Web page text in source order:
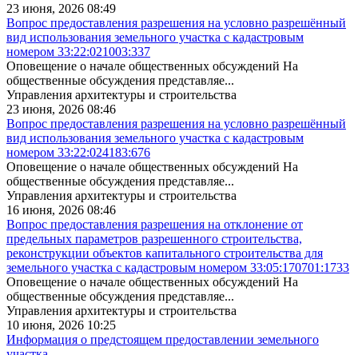
23 июня, 2026 08:49
Вопрос предоставления разрешения на условно разрешённый
вид использования земельного участка с кадастровым
номером 33:22:021003:337
Оповещение о начале общественных обсуждений На
общественные обсуждения представляе...
Управления архитектуры и строительства
23 июня, 2026 08:46
Вопрос предоставления разрешения на условно разрешённый
вид использования земельного участка с кадастровым
номером 33:22:024183:676
Оповещение о начале общественных обсуждений На
общественные обсуждения представляе...
Управления архитектуры и строительства
16 июня, 2026 08:46
Вопрос предоставления разрешения на отклонение от
предельных параметров разрешенного строительства,
реконструкции объектов капитального строительства для
земельного участка с кадастровым номером 33:05:170701:1733
Оповещение о начале общественных обсуждений На
общественные обсуждения представляе...
Управления архитектуры и строительства
10 июня, 2026 10:25
Информация о предстоящем предоставлении земельного